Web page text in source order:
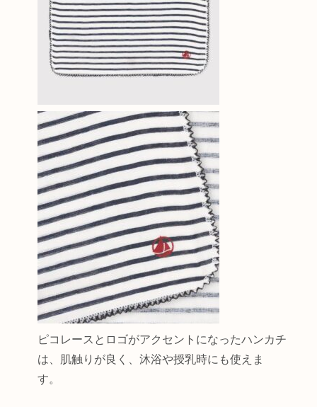
ピコレースとロゴがアクセントになったハンカチ
は、肌触りが良く、沐浴や授乳時にも使えま
す。